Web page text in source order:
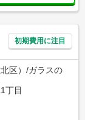
初期費用に注目
区）/ガラスの
丁目